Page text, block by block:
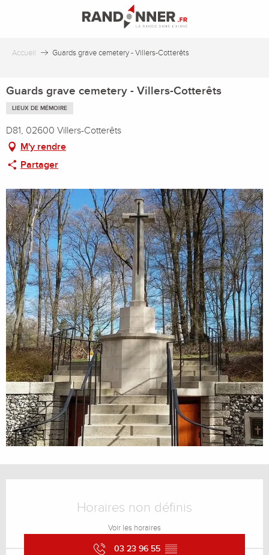
principal
Accueil Guards grave cemetery - Villers-Cotterêts
Guards grave cemetery - Villers-Cotterêts
LIEUX DE MÉMOIRE
D81, 02600 Villers-Cotterêts
M'y rendre
Partager
Horaires non définis
Voir les horaires
03 23 96 55 ▒▒